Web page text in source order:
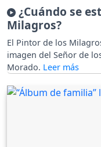
¿Cuándo se
Milagros?
El Pintor de los
imagen del Señor de
Morado.